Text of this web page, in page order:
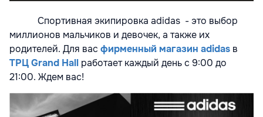
Спортивная экипировка adidas - это выбор
миллионов мальчиков и девочек, а также их
родителей. Для вас фирменный магазин adidas в
ТРЦ Grand Hall работает каждый день с 9:00 до
21:00. Ждем вас!